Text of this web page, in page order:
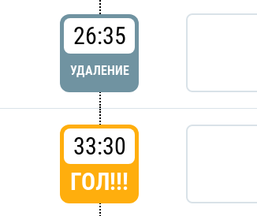
26:35
УДАЛЕНИЕ
33:30
ГОЛ!!!